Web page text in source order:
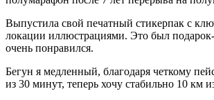
Выпустила свой печатный стикерпак с
локации иллюстрациями. Это был
очень понравился.
Бегун я медленный, благодаря четкому
из 30 минут, теперь хочу стабильно 10 км